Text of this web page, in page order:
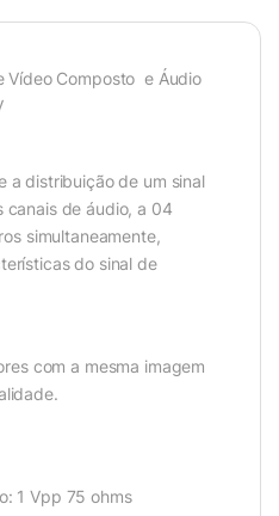
Vídeo Composto e Áudio
a distribuição de um sinal
de áudio, a 04
simultaneamente,
do sinal de
com a mesma imagem
1 Vpp 75 ohms